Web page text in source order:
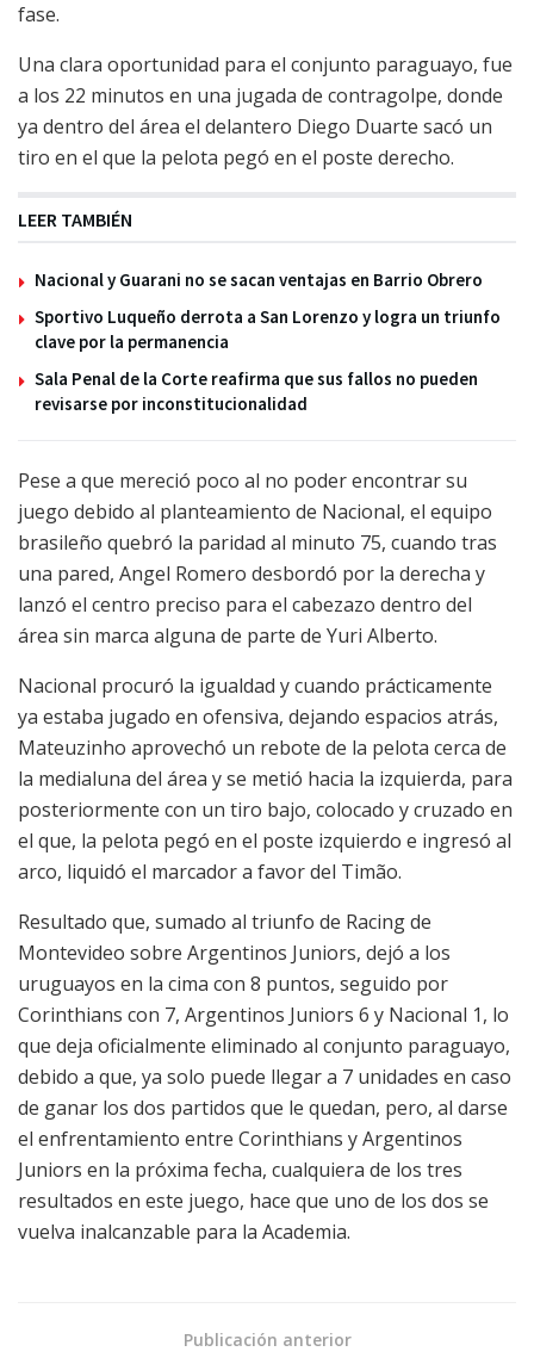
fase.
Una clara oportunidad para el conjunto paraguayo, fue
a los 22 minutos en una jugada de contragolpe, donde
ya dentro del área el delantero Diego Duarte sacó un
tiro en el que la pelota pegó en el poste derecho.
LEER TAMBIÉN
Nacional y Guarani no se sacan ventajas en Barrio Obrero
Sportivo Luqueño derrota a San Lorenzo y logra un triunfo
clave por la permanencia
Sala Penal de la Corte reafirma que sus fallos no pueden
revisarse por inconstitucionalidad
Pese a que mereció poco al no poder encontrar su
juego debido al planteamiento de Nacional, el equipo
brasileño quebró la paridad al minuto 75, cuando tras
una pared, Angel Romero desbordó por la derecha y
lanzó el centro preciso para el cabezazo dentro del
área sin marca alguna de parte de Yuri Alberto.
Nacional procuró la igualdad y cuando prácticamente
ya estaba jugado en ofensiva, dejando espacios atrás,
Mateuzinho aprovechó un rebote de la pelota cerca de
la medialuna del área y se metió hacia la izquierda, para
posteriormente con un tiro bajo, colocado y cruzado en
el que, la pelota pegó en el poste izquierdo e ingresó al
arco, liquidó el marcador a favor del Timão.
Resultado que, sumado al triunfo de Racing de
Montevideo sobre Argentinos Juniors, dejó a los
uruguayos en la cima con 8 puntos, seguido por
Corinthians con 7, Argentinos Juniors 6 y Nacional 1, lo
que deja oficialmente eliminado al conjunto paraguayo,
debido a que, ya solo puede llegar a 7 unidades en caso
de ganar los dos partidos que le quedan, pero, al darse
el enfrentamiento entre Corinthians y Argentinos
Juniors en la próxima fecha, cualquiera de los tres
resultados en este juego, hace que uno de los dos se
vuelva inalcanzable para la Academia.
Publicación anterior